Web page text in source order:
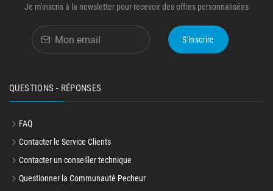
Je m'inscris à la newsletter pour recevoir des offres personnalisées
S'inscrire
QUESTIONS - RÉPONSES
FAQ
Contacter le Service Clients
Contacter un conseiller technique
Questionner la Communauté Pecheur